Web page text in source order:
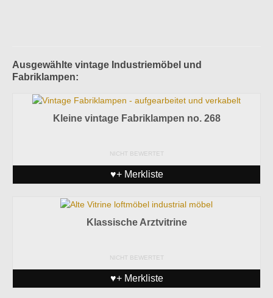
Ausgewählte vintage Industriemöbel und
Fabriklampen:
Kleine vintage Fabriklampen no. 268
NICHT BEWERTET
♥+ Merkliste
Klassische Arztvitrine
NICHT BEWERTET
♥+ Merkliste